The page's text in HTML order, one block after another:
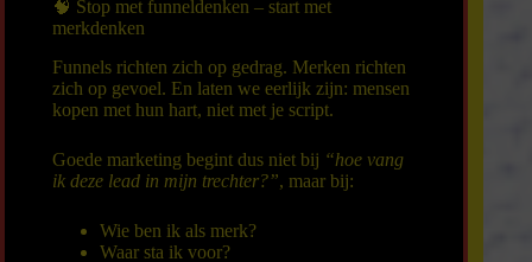
🧠 Stop met funneldenken – start met
merkdenken
Funnels richten zich op gedrag. Merken richten
zich op gevoel. En laten we eerlijk zijn: mensen
kopen met hun hart, niet met je script.
Goede marketing begint dus niet bij “hoe vang
ik deze lead in mijn trechter?”, maar bij:
Wie ben ik als merk?
Waar sta ik voor?